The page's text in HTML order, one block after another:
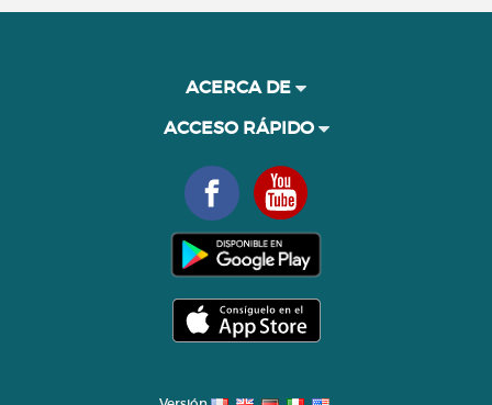
ACERCA DE
ACCESO RÁPIDO